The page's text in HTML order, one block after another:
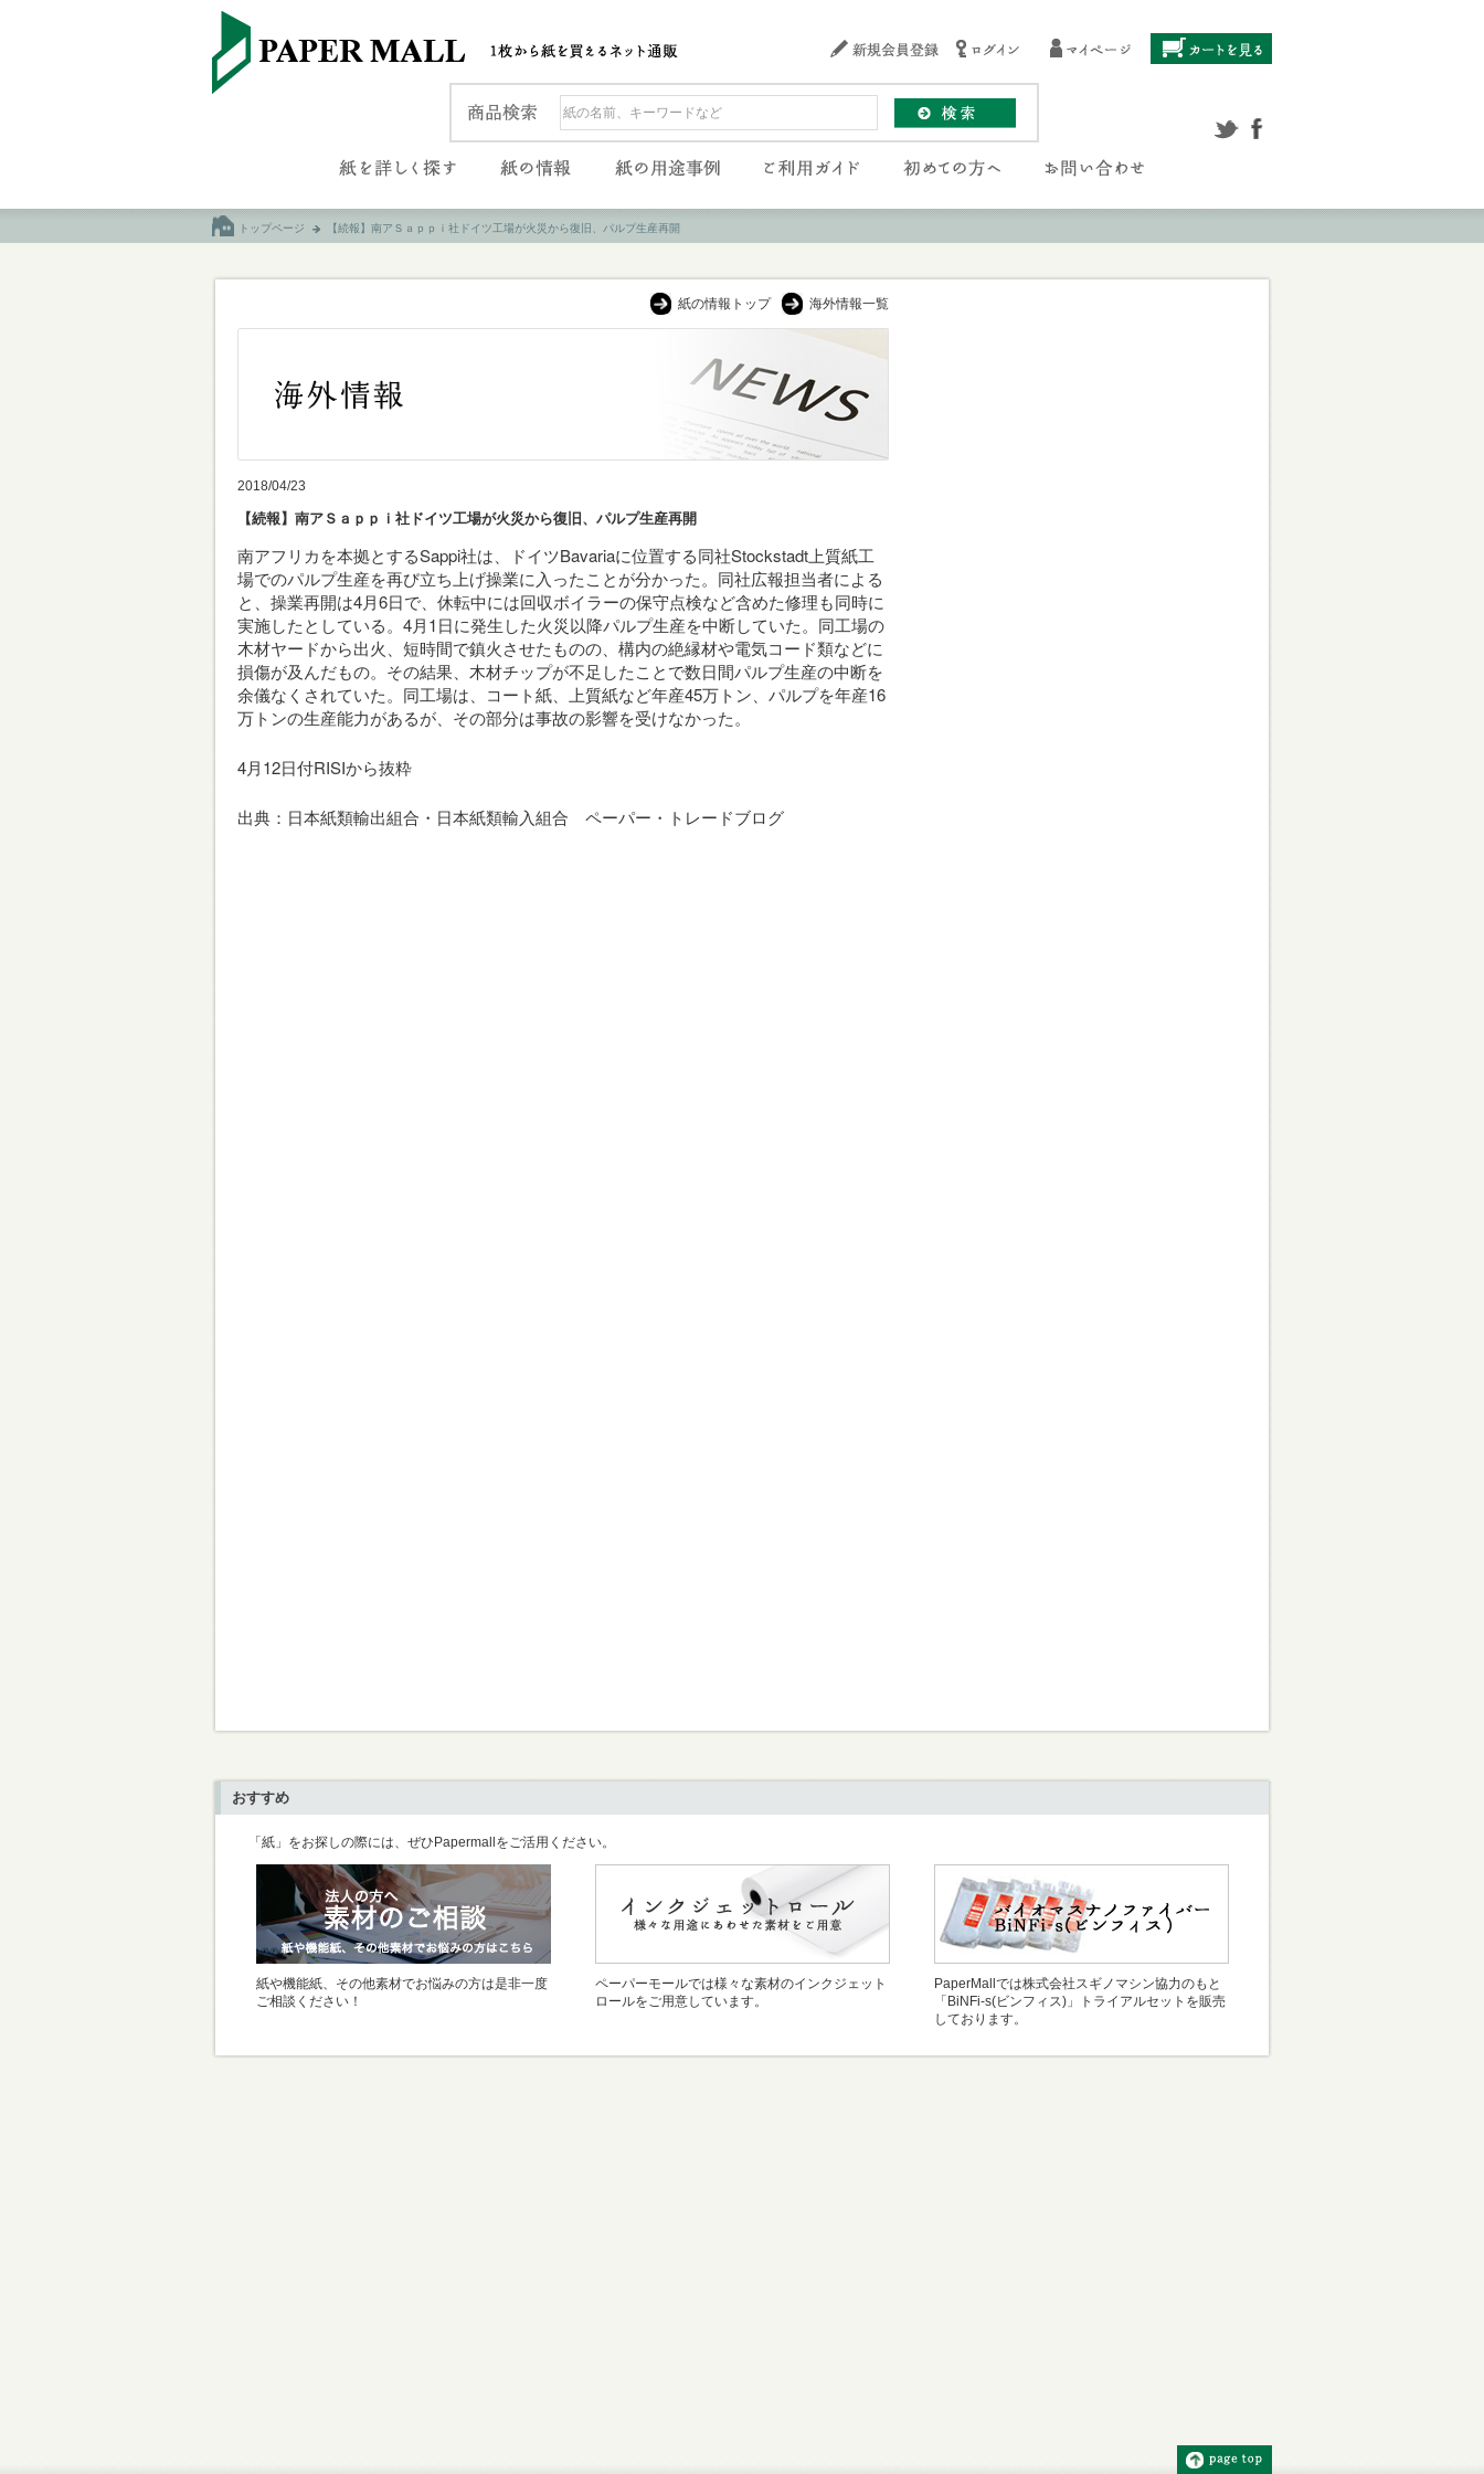
トップページ 【続報】南アＳａｐｐｉ社ドイツ工場が火災から復旧、パルプ生産再開
紙の情報トップ 海外情報一覧
2018/04/23
【続報】南アＳａｐｐｉ社ドイツ工場が火災から復旧、パルプ生産再開
南アフリカを本拠とするSappi社は、ドイツBavariaに位置する同社Stockstadt上質紙工
場でのパルプ生産を再び立ち上げ操業に入ったことが分かった。同社広報担当者による
と、操業再開は4月6日で、休転中には回収ボイラーの保守点検など含めた修理も同時に
実施したとしている。4月1日に発生した火災以降パルプ生産を中断していた。同工場の
木材ヤードから出火、短時間で鎮火させたものの、構内の絶縁材や電気コード類などに
損傷が及んだもの。その結果、木材チップが不足したことで数日間パルプ生産の中断を
余儀なくされていた。同工場は、コート紙、上質紙など年産45万トン、パルプを年産16
万トンの生産能力があるが、その部分は事故の影響を受けなかった。
4月12日付RISIから抜粋
出典：日本紙類輸出組合・日本紙類輸入組合 ペーパー・トレードブログ
おすすめ
「紙」をお探しの際には、ぜひPapermallをご活用ください。
紙や機能紙、その他素材でお悩みの方は是非一度
ご相談ください！
ペーパーモールでは様々な素材のインクジェット
ロールをご用意しています。
PaperMallでは株式会社スギノマシン協力のもと
「BiNFi-s(ビンフィス)」トライアルセットを販売
しております。